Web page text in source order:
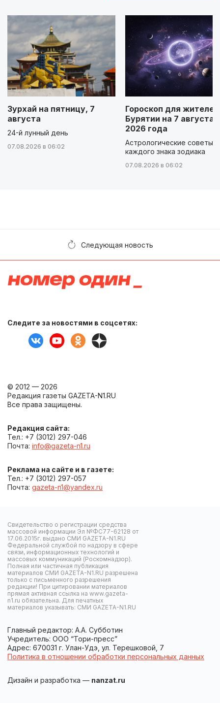
Зурхай на пятницу, 7
августа
24-й лунный день
07.08.2026 в 06:02
Гороскоп для жителей
Бурятии на 7 августа
2026 года
Астрологические советы
каждого знака зодиака
07.08.2026 в 06:02
Следующая новость
Следите за новостями в соцсетях:
© 2012 — 2026
Редакция газеты GAZETA-N1.RU
Все права защищены.
Редакция сайта:
Тел.: +7 (3012) 297-046
Почта: info@gazeta-n1.ru
Реклама на сайте и в газете:
Тел.: +7 (3012) 297-057
Почта: gazeta-n1@yandex.ru
Свидетельство о регистрации средства
массовой информации Эл №ФС77-62128 от
17.06.2015г. выдано СМИ GAZETA-N1.RU
Федеральной службой по надзору в сфере
связи, информационных технологий и
массовых коммуникаций (Роскомнадзор).
Полная или частичная публикация
материалов СМИ GAZETA-N1.RU разрешена
только с письменного разрешения
редакции! При цитировании материалов
прямая активная ссылка на www.gazeta-
n1.ru обязательна. Для печатных
материалов указывать: СМИ GAZETA-N1.RU
Главный редактор: А.А. Субботин
Учредитель: ООО “Тори-пресс”
Адрес: 670031 г. Улан-Удэ, ул. Терешковой, 7
Политика в отношении обработки персональных данных
Дизайн и разработка — nanzat.ru